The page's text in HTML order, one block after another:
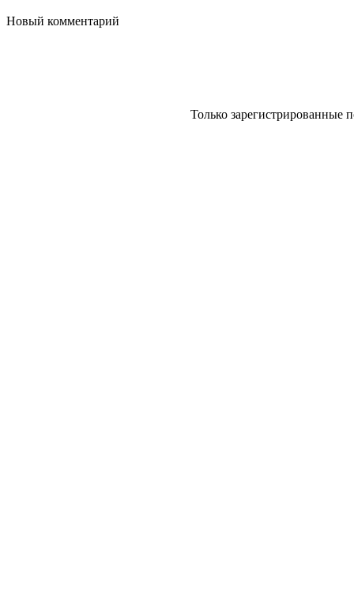
Новый комментарий
Только зарегистрированные